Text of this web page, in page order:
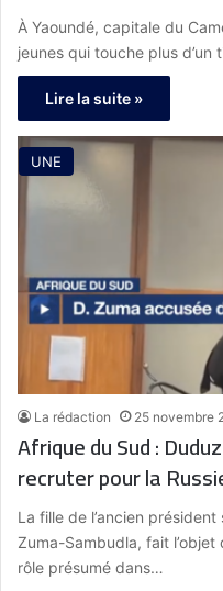
À Yaoundé, capitale du
jeunes qui touche plus
Lire la suite »
UNE
La rédaction 25 novembre
Afrique du Sud :
recruter pour la
La fille de l’ancien
Zuma-Sambudla, fait
rôle présumé dans…